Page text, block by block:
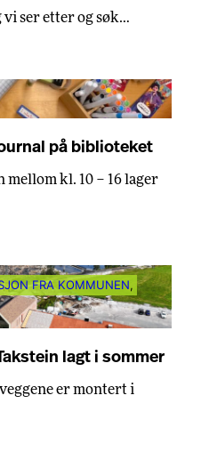
vi ser etter og søk…
på biblioteket
mellom kl. 10 – 16 lager
FRA KOMMUNEN
lagt i sommer
er montert i